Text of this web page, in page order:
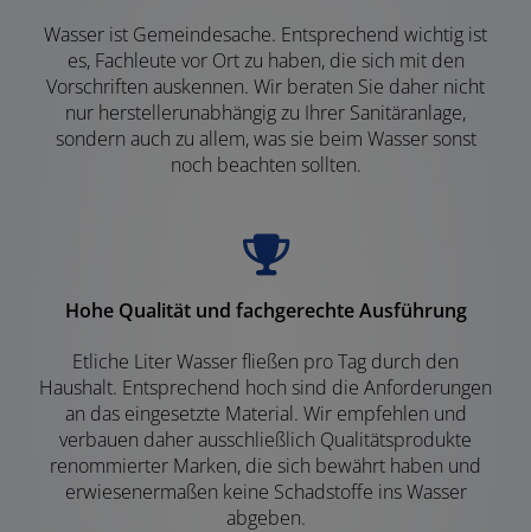
Wasser ist Gemeindesache. Entsprechend wichtig ist
es, Fachleute vor Ort zu haben, die sich mit den
Vorschriften auskennen. Wir beraten Sie daher nicht
nur herstellerunabhängig zu Ihrer Sanitäranlage,
sondern auch zu allem, was sie beim Wasser sonst
noch beachten sollten.
Hohe Qualität und fachgerechte Ausführung
Etliche Liter Wasser fließen pro Tag durch den
Haushalt. Entsprechend hoch sind die Anforderungen
an das eingesetzte Material. Wir empfehlen und
verbauen daher ausschließlich Qualitätsprodukte
renommierter Marken, die sich bewährt haben und
erwiesenermaßen keine Schadstoffe ins Wasser
abgeben.